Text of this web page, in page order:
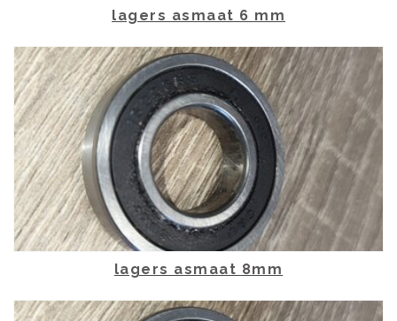
lagers asmaat 6 mm
lagers asmaat 8mm